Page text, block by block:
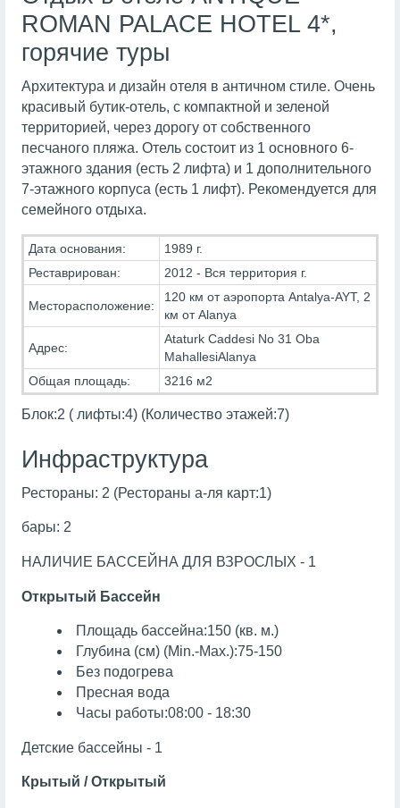
ROMAN PALACE HOTEL 4*,
горячие туры
Архитектура и дизайн отеля в античном стиле. Очень
красивый бутик-отель, с компактной и зеленой
территорией, через дорогу от собственного
песчаного пляжа. Отель состоит из 1 основного 6-
этажного здания (есть 2 лифта) и 1 дополнительного
7-этажного корпуса (есть 1 лифт). Рекомендуется для
семейного отдыха.
Дата основания:
1989 г.
Реставрирован:
2012 - Вся территория г.
Месторасположение:
120 км от аэропорта Antalya-AYT, 2
км от Alanya
Адрес:
Ataturk Caddesi No 31 Oba
MahallesiAlanya
Общая площадь:
3216 м2
Блок:2 ( лифты:4) (Количество этажей:7)
Инфраструктура
Рестораны: 2 (Рестораны а-ля карт:1)
бары: 2
НАЛИЧИЕ БАССЕЙНА ДЛЯ ВЗРОСЛЫХ - 1
Открытый Бассейн
Площадь бассейна:150 (кв. м.)
Глубина (см) (Min.-Max.):75-150
Без подогрева
Пресная вода
Часы работы:08:00 - 18:30
Детские бассейны - 1
Крытый / Открытый